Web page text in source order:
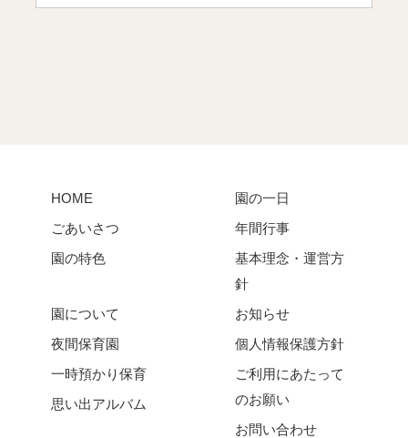
HOME
ごあいさつ
園の特色
園の一日
年間行事
基本理念・運営方
針
園について
夜間保育園
一時預かり保育
思い出アルバム
お知らせ
個人情報保護方針
ご利用にあたって
のお願い
お問い合わせ